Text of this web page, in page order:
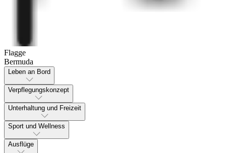
Flagge
Bermuda
Leben an Bord
Verpflegungskonzept
Unterhaltung und Freizeit
Sport und Wellness
Ausflüge